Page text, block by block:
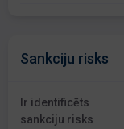
Sankciju risks
Ir identificēts
sankciju risks